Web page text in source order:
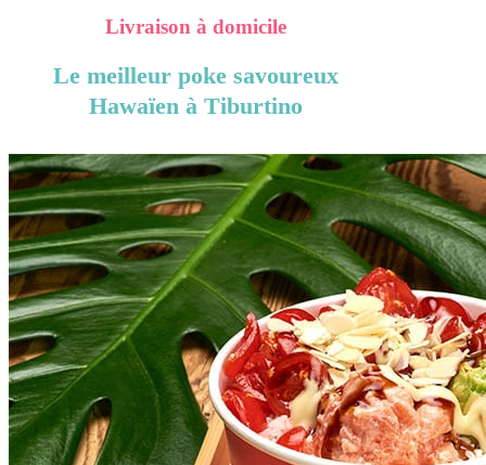
Livraison à domicile
Le meilleur poke savoureux
Hawaïen à Tiburtino